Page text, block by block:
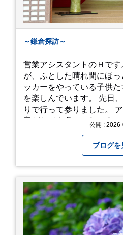
～鎌倉探訪～
営業アシスタントのＨで
が、ふとした晴れ間にほ
ッカーをやっている子供
を楽しんでいます。 先日、小４三男と鎌倉に日帰
りで行って参りました。
客がとても多かったです
器を購入⇒お昼ご飯⇒鶴岡
へ。 江ノ島は時間切れで断念！ 明月院
イは白にフチが紫のが特
中１次男が小学校の修学
お昼を食べてお勧めとい
し巻き卵はとてもおいし
のハスは時期が早かった
うなぁ。 それでは、皆さん、梅雨冷えの日もござ
いますが、お元気でお過
公開 :
ブログを